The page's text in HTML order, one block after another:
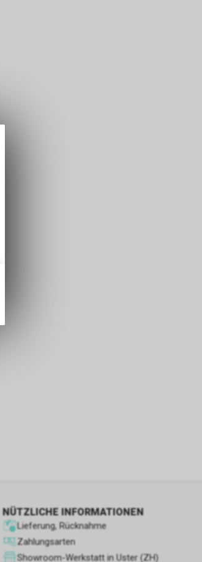
NÜTZLICHE INFORMATIONEN
Lieferung, Rücknahme
Zahlungsarten
Showroom-Werkstatt in Uster (ZH)